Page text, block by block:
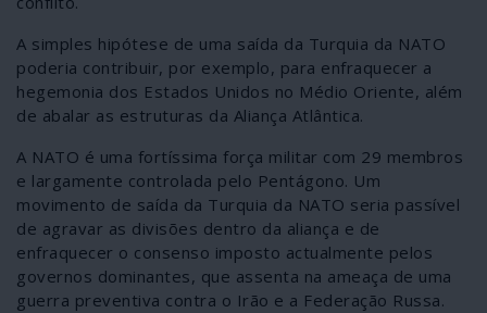
A simples hipótese de uma saída da Turquia da NATO
poderia contribuir, por exemplo, para enfraquecer a
hegemonia dos Estados Unidos no Médio Oriente, além
de abalar as estruturas da Aliança Atlântica.
A NATO é uma fortíssima força militar com 29 membros
e largamente controlada pelo Pentágono. Um
movimento de saída da Turquia da NATO seria passível
de agravar as divisões dentro da aliança e de
enfraquecer o consenso imposto actualmente pelos
governos dominantes, que assenta na ameaça de uma
guerra preventiva contra o Irão e a Federação Russa.